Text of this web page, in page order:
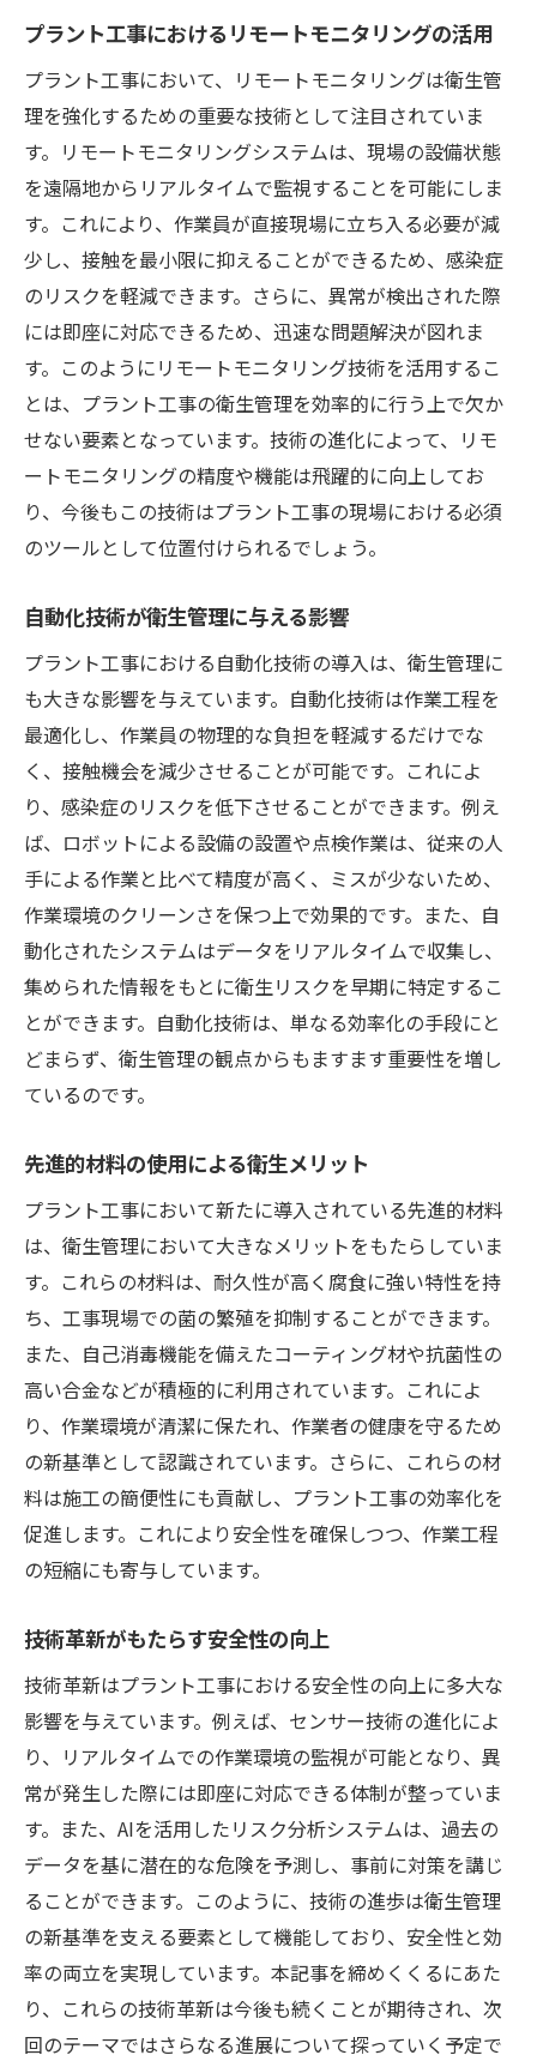
プラント工事におけるリモートモニタリングの活用
プラント工事において、リモートモニタリングは衛生管
理を強化するための重要な技術として注目されていま
す。リモートモニタリングシステムは、現場の設備状態
を遠隔地からリアルタイムで監視することを可能にしま
す。これにより、作業員が直接現場に立ち入る必要が減
少し、接触を最小限に抑えることができるため、感染症
のリスクを軽減できます。さらに、異常が検出された際
には即座に対応できるため、迅速な問題解決が図れま
す。このようにリモートモニタリング技術を活用するこ
とは、プラント工事の衛生管理を効率的に行う上で欠か
せない要素となっています。技術の進化によって、リモ
ートモニタリングの精度や機能は飛躍的に向上してお
り、今後もこの技術はプラント工事の現場における必須
のツールとして位置付けられるでしょう。
自動化技術が衛生管理に与える影響
プラント工事における自動化技術の導入は、衛生管理に
も大きな影響を与えています。自動化技術は作業工程を
最適化し、作業員の物理的な負担を軽減するだけでな
く、接触機会を減少させることが可能です。これによ
り、感染症のリスクを低下させることができます。例え
ば、ロボットによる設備の設置や点検作業は、従来の人
手による作業と比べて精度が高く、ミスが少ないため、
作業環境のクリーンさを保つ上で効果的です。また、自
動化されたシステムはデータをリアルタイムで収集し、
集められた情報をもとに衛生リスクを早期に特定するこ
とができます。自動化技術は、単なる効率化の手段にと
どまらず、衛生管理の観点からもますます重要性を増し
ているのです。
先進的材料の使用による衛生メリット
プラント工事において新たに導入されている先進的材料
は、衛生管理において大きなメリットをもたらしていま
す。これらの材料は、耐久性が高く腐食に強い特性を持
ち、工事現場での菌の繁殖を抑制することができます。
また、自己消毒機能を備えたコーティング材や抗菌性の
高い合金などが積極的に利用されています。これによ
り、作業環境が清潔に保たれ、作業者の健康を守るため
の新基準として認識されています。さらに、これらの材
料は施工の簡便性にも貢献し、プラント工事の効率化を
促進します。これにより安全性を確保しつつ、作業工程
の短縮にも寄与しています。
技術革新がもたらす安全性の向上
技術革新はプラント工事における安全性の向上に多大な
影響を与えています。例えば、センサー技術の進化によ
り、リアルタイムでの作業環境の監視が可能となり、異
常が発生した際には即座に対応できる体制が整っていま
す。また、AIを活用したリスク分析システムは、過去の
データを基に潜在的な危険を予測し、事前に対策を講じ
ることができます。このように、技術の進歩は衛生管理
の新基準を支える要素として機能しており、安全性と効
率の両立を実現しています。本記事を締めくくるにあた
り、これらの技術革新は今後も続くことが期待され、次
回のテーマではさらなる進展について探っていく予定で